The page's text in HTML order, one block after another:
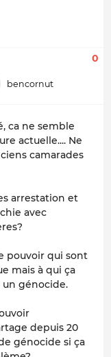
bencornut
0
ca ne semble
actuelle.... Ne
camarades
arrestation et
avec
pouvoir qui sont
mais à qui ça
génocide.
depuis 20
génocide si ça